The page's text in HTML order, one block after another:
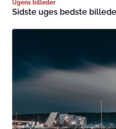
Ugens billeder
Sidste uges bedste